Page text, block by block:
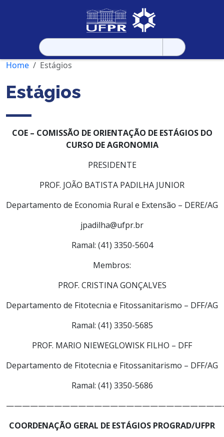
Pesquisar
por:
Home
Estágios
Estágios
COE – COMISSÃO DE ORIENTAÇÃO DE ESTÁGIOS DO
CURSO DE AGRONOMIA
PRESIDENTE
PROF. JOÃO BATISTA PADILHA JUNIOR
Departamento de Economia Rural e Extensão – DERE/AG
jpadilha@ufpr.br
Ramal: (41) 3350-5604
Membros:
PROF. CRISTINA GONÇALVES
Departamento de Fitotecnia e Fitossanitarismo – DFF/AG
Ramal: (41) 3350-5685
PROF. MARIO NIEWEGLOWISK FILHO – DFF
Departamento de Fitotecnia e Fitossanitarismo – DFF/AG
Ramal: (41) 3350-5686
COORDENAÇÃO GERAL DE ESTÁGIOS PROGRAD/UFPR